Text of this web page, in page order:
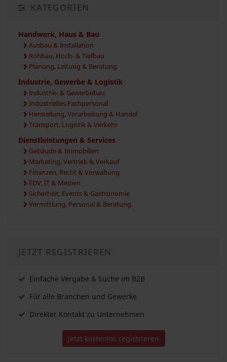
KATEGORIEN
Handwerk, Haus & Bau
Ausbau & Installation
Rohbau, Hoch- & Tiefbau
Planung, Leitung & Beratung
Industrie, Gewerbe & Logistik
Industrie- & Gewerbebau
Industrielles Fachpersonal
Herstellung, Verarbeitung & Handel
Transport, Logistik & Verkehr
Dienstleistungen & Services
Gebäude & Immobilien
Marketing, Vertrieb & Verkauf
Finanzen, Recht & Verwaltung
EDV, IT & Medien
Sicherheit, Events & Gastronomie
Vermittlung, Personal & Beratung
JETZT REGISTRIEREN
Einfache Vergabe & Suche im B2B
Für alle Branchen und Gewerke
Direkter Kontakt zu Unternehmen
Jetzt kostenlos registrieren